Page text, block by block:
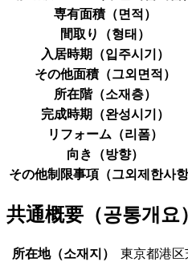
専有面積（면적 ）
間取り（형태 ）
入居時期（입주시기 ）
その他面積（그외면적 ）
所在階（소재층）
完成時期（완성시기 ）
リフォーム（리폼）
向き（방향）
その他制限事項（그외제한사항
共通概要（공통개요）
所在地（소재지 ） 東京都港区